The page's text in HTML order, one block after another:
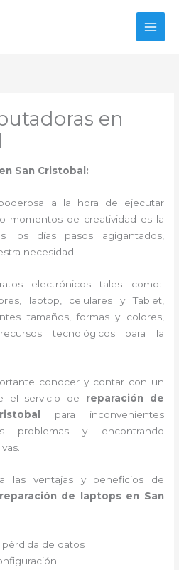
en
San Cristobal:
a la hora de ejecutar
momentos de creatividad es la
los días pasos agigantados,
necesidad.
electrónicos tales como:
laptop, celulares y Tablet,
tamaños, formas y colores,
tecnológicos para la
conocer y contar con un
el servicio de reparación de
para inconvenientes
problemas y encontrando
las ventajas y beneficios de
reparación de laptops en San
de datos